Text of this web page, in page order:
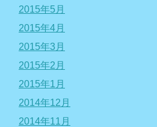
2015年5月
2015年4月
2015年3月
2015年2月
2015年1月
2014年12月
2014年11月